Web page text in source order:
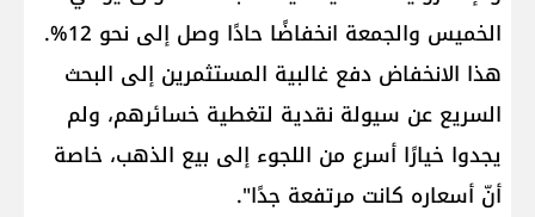
الخميس والجمعة انخفاضًا حادًا وصل إلى نحو 12%.
هذا الانخفاض دفع غالبية المستثمرين إلى البحث
السريع عن سيولة نقدية لتغطية خسائرهم، ولم
يجدوا خيارًا أسرع من اللجوء إلى بيع الذهب، خاصة
أنّ أسعاره كانت مرتفعة جدًا".